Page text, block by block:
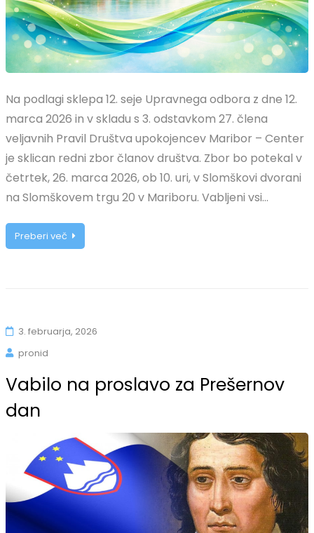
Na podlagi sklepa 12. seje Upravnega odbora z dne 12.
marca 2026 in v skladu s 3. odstavkom 27. člena
veljavnih Pravil Društva upokojencev Maribor – Center
je sklican redni zbor članov društva. Zbor bo potekal v
četrtek, 26. marca 2026, ob 10. uri, v Slomškovi dvorani
na Slomškovem trgu 20 v Mariboru. Vabljeni vsi…
Preberi več
3. februarja, 2026
pronid
Vabilo na proslavo za Prešernov
dan